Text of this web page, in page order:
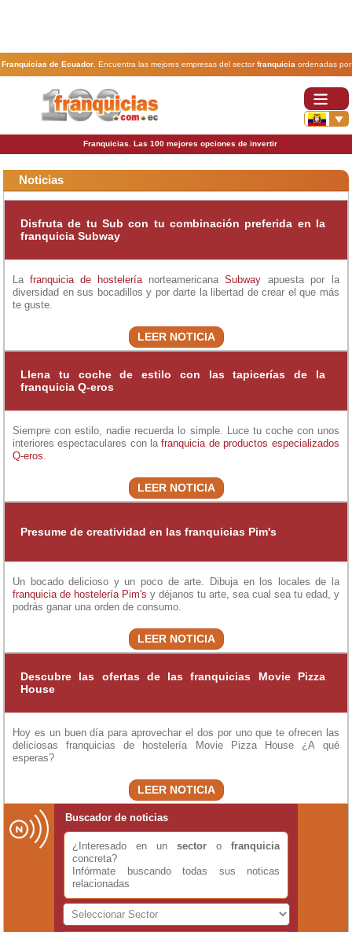
Franquicias de Ecuador. Encuentra las mejores empresas del sectorfranquicia ordenadas por
actividad. En www.100franquicias.com.ec encontrarás las más rentables, baratas y
Franquicias. Las 100 mejores opciones de invertir
Noticias
Disfruta de tu Sub con tu combinación preferida en la
franquicia Subway
La franquicia de hosteleríanorteamericana Subway apuesta por la
diversidad en sus bocadillos y por darte la libertad de crear el que más
te guste.
LEER NOTICIA
Llena tu coche de estilo con las tapicerías de la
franquicia Q-eros
Siempre con estilo, nadie recuerda lo simple. Luce tu coche con unos
interiores espectaculares con la franquicia de productos especializados
Q-eros.
LEER NOTICIA
Presume de creatividad en las franquicias Pim's
Un bocado delicioso y un poco de arte. Dibuja en los locales de la
franquicia de hostelería Pim's y déjanos tu arte, sea cual sea tu edad, y
podrás ganar una orden de consumo.
LEER NOTICIA
Descubre las ofertas de las franquicias Movie Pizza
House
Hoy es un buen día para aprovechar el dos por uno que te ofrecen las
deliciosas franquicias de hostelería Movie Pizza House ¿A qué
esperas?
LEER NOTICIA
Buscador de noticias
¿Interesado en un sector o franquicia
concreta?
Infórmate buscando todas sus noticas
relacionadas